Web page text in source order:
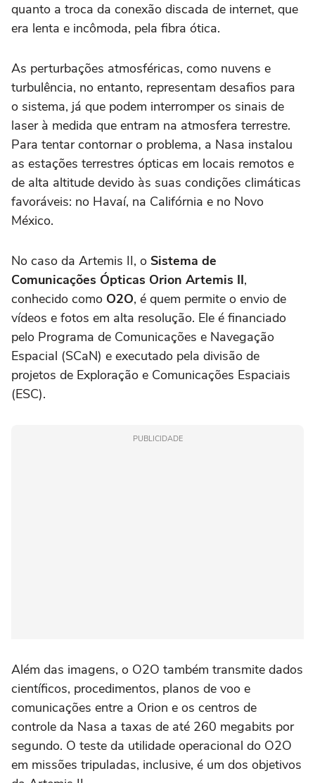
quanto a troca da conexão discada de internet, que
era lenta e incômoda, pela fibra ótica.
As perturbações atmosféricas, como nuvens e
turbulência, no entanto, representam desafios para
o sistema, já que podem interromper os sinais de
laser à medida que entram na atmosfera terrestre.
Para tentar contornar o problema, a Nasa instalou
as estações terrestres ópticas em locais remotos e
de alta altitude devido às suas condições climáticas
favoráveis: no Havaí, na Califórnia e no Novo
México.
No caso da Artemis II, o Sistema de
Comunicações Ópticas Orion Artemis II,
conhecido como O2O, é quem permite o envio de
vídeos e fotos em alta resolução. Ele é financiado
pelo Programa de Comunicações e Navegação
Espacial (SCaN) e executado pela divisão de
projetos de Exploração e Comunicações Espaciais
(ESC).
PUBLICIDADE
Além das imagens, o O2O também transmite dados
científicos, procedimentos, planos de voo e
comunicações entre a Orion e os centros de
controle da Nasa a taxas de até 260 megabits por
segundo. O teste da utilidade operacional do O2O
em missões tripuladas, inclusive, é um dos objetivos